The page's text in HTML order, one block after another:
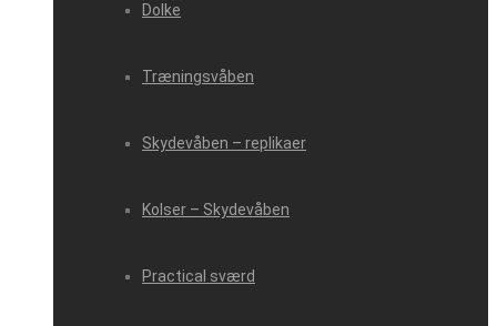
Dolke
Træningsvåben
Skydevåben – replikaer
Kolser – Skydevåben
Practical sværd